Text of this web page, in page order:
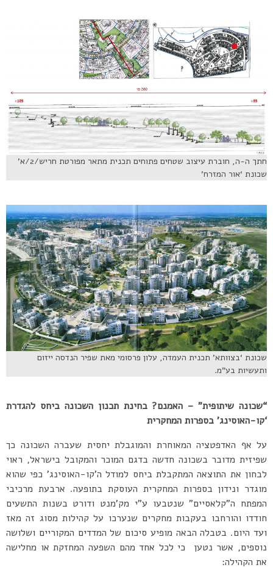
חתך ה-ה, חוברת עיצוב שטחים פתוחים תכנית מתאר מפורטת חריש/2/א’
שכונת ‘אור המזרח’
שכונת ‘בצוותא’ תכנית העמדה, עלון פרסומי מאת שפיר הנדסה ייזום
ותעשיות בע”מ.
“שכונה שיתופית” – האמנם? בחינת תכנון השכונה ביחס להגדרת
‘קו-האוסינג’ בספרות המחקרית
על אף האדפטציה המאוחרת והמוגבלת יחסית שעברה השכונה כך
שפיזית מדובר בשכונה חדשה בדגם המוכר והמקובל בישראל, ראוי
לבחון את התוצאה המתקבלת ביחס למודל ה’קו-האוסינג’ כפי שהוא
מוגדר ונידון בספרות המחקרית העוסקת בתופעה. ארבעת מרכיבי
המפתח ה”קלאסיים” שנטבעו ע”י מק’מנט ודורט בשנות התשעים
חודדו והורחבו בעקבות מחקרים שנערכו על קהילות מסוג זה מאז
ועד היום. בטבלה הבאה מופיע סיכום של המדדים המקוריים ושלושה
נוספים, אשר נטען כי לכל אחד מהם השפעה המחזקת או מחלישה
את הקהילה: